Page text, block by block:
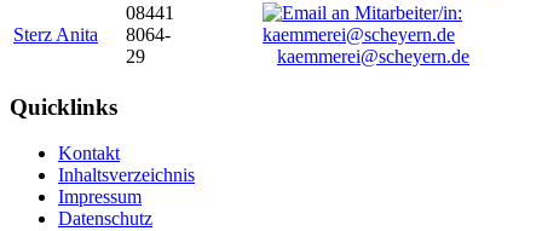
Sterz Anita
08441
8064-
29
kaemmerei@scheyern.de
Quicklinks
Kontakt
Inhaltsverzeichnis
Impressum
Datenschutz